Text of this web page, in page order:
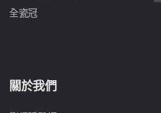
全瓷冠
關於我們